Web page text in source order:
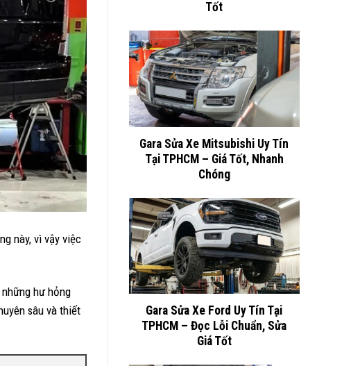
này, vì vậy việc
hư hỏng
sâu và thiết
Tốt
Gara Sửa Xe Mitsubishi Uy Tín
Tại TPHCM – Giá Tốt, Nhanh
Chóng
Gara Sửa Xe Ford Uy Tín Tại
TPHCM – Đọc Lỗi Chuẩn, Sửa
Giá Tốt